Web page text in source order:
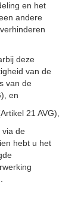
en het
andere
deze
van de
van de
en
21 AVG),
via de
hebt u het